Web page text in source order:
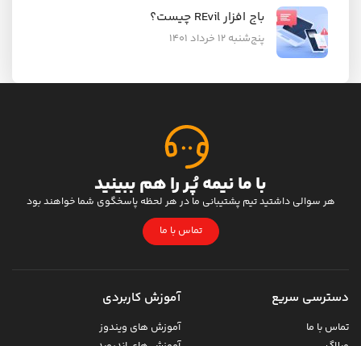
باج افزار REvil چیست؟
پنج‌شنبه ۱۲ خرداد ۱۴۰۱
با ما نیمه پُر را هم ببینید
هر سوالی داشتید تیم پشتیبانی ما در هر لحظه پاسخگوی شما خواهند بود
تماس با ما
دسترسی سریع
تماس با ما
آموزش کاربردی
آموزش های ویندوز